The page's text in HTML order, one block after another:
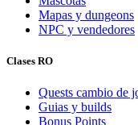
Mapas y dungeons
NPC y vendedores
Clases RO
Quests cambio de
Guias y builds
Bonus Points